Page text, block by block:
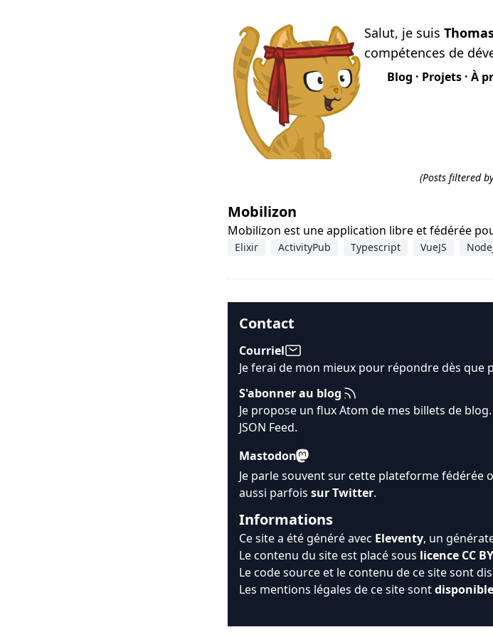
Salut, je suis
compétences de
Blog · Projets · À
(Posts filtered
Mobilizon
Mobilizon est une application libre et fédérée
Elixir ActivityPub Typescript VueJS
Contact
Courriel
Je ferai de mon mieux pour répondre dès que
S'abonner au blog
Je propose un flux Atom de mes billets de
JSON Feed.
Mastodon
Je parle souvent sur cette plateforme fédérée
aussi parfois sur Twitter.
Informations
Ce site a été généré avec Eleventy, un
Le contenu du site est placé sous licence CC
Le code source et le contenu de ce site sont
Les mentions légales de ce site sont